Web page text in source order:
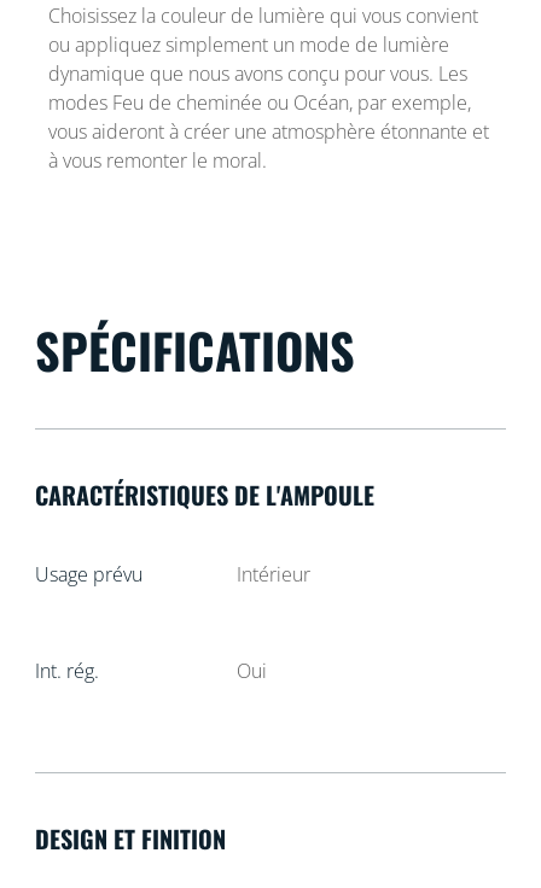
Choisissez la couleur de lumière qui vous convient
ou appliquez simplement un mode de lumière
dynamique que nous avons conçu pour vous. Les
modes Feu de cheminée ou Océan, par exemple,
vous aideront à créer une atmosphère étonnante et
à vous remonter le moral.
SPÉCIFICATIONS
CARACTÉRISTIQUES DE L'AMPOULE
Usage prévu Intérieur
Int. rég. Oui
DESIGN ET FINITION